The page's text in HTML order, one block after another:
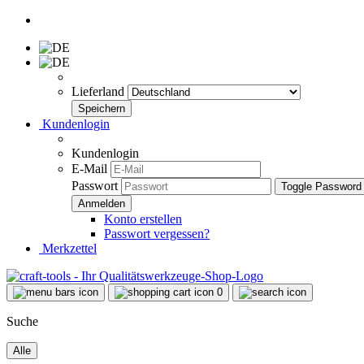
Lieferland
Kundenlogin
Kundenlogin
E-Mail
Passwort
Toggle
Konto erstellen
Passwort vergessen?
Merkzettel
0
Suche
Alle